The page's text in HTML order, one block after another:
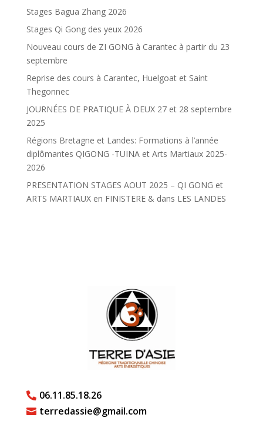
Stages Bagua Zhang 2026
Stages Qi Gong des yeux 2026
Nouveau cours de ZI GONG à Carantec à partir du 23
septembre
Reprise des cours à Carantec, Huelgoat et Saint
Thegonnec
JOURNÉES DE PRATIQUE À DEUX 27 et 28 septembre
2025
Régions Bretagne et Landes: Formations à l’année
diplômantes QIGONG -TUINA et Arts Martiaux 2025-
2026
PRESENTATION STAGES AOUT 2025 – QI GONG et
ARTS MARTIAUX en FINISTERE & dans LES LANDES
 06.11.85.18.26
 terredassie@gmail.com